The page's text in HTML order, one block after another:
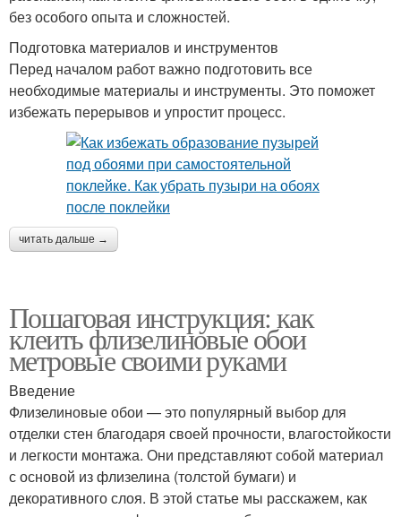
без особого опыта и сложностей.
Подготовка материалов и инструментов
Перед началом работ важно подготовить все
необходимые материалы и инструменты. Это поможет
избежать перерывов и упростит процесс.
читать дальше →
Пошаговая инструкция: как
клеить флизелиновые обои
метровые своими руками
Введение
Флизелиновые обои — это популярный выбор для
отделки стен благодаря своей прочности, влагостойкости
и легкости монтажа. Они представляют собой материал
с основой из флизелина (толстой бумаги) и
декоративного слоя. В этой статье мы расскажем, как